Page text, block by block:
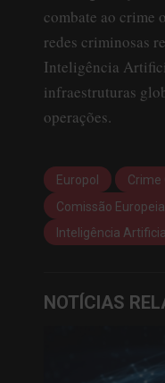
combate ao crime
redes criminosas
Inteligência
infraestruturas
operações.
Europol Crime
Comissão Europeia
Inteligência Artificial
NOTÍCIAS